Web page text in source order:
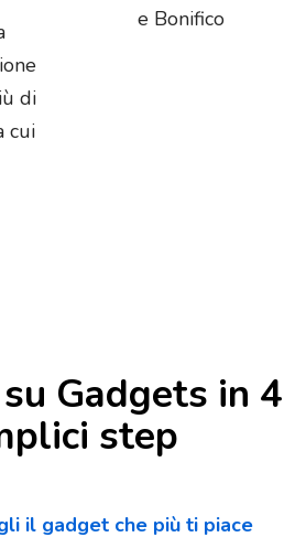
di
cui
e Bonifico
Gadgets in 4
step
il gadget che più ti piace